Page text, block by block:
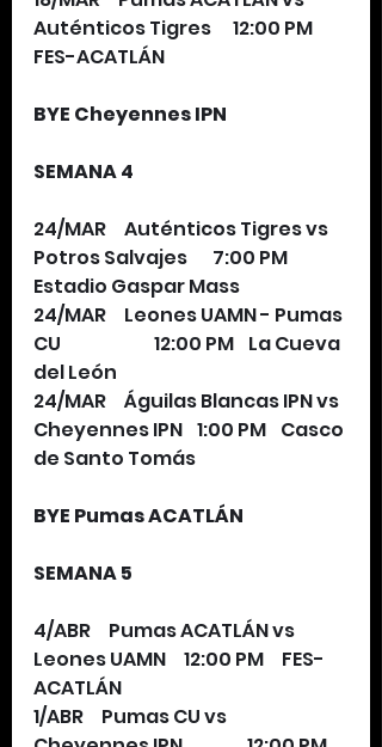
Auténticos Tigres      12:00 PM
FES-ACATLÁN
BYE Cheyennes IPN
SEMANA 4
24/MAR     Auténticos Tigres vs
Potros Salvajes       7:00 PM
Estadio Gaspar Mass
24/MAR     Leones UAMN - Pumas
CU                          12:00 PM    La Cueva
del León
24/MAR     Águilas Blancas IPN vs
Cheyennes IPN    1:00 PM    Casco
de Santo Tomás
BYE Pumas ACATLÁN
SEMANA 5
4/ABR     Pumas ACATLÁN vs
Leones UAMN     12:00 PM     FES-
ACATLÁN
1/ABR     Pumas CU vs